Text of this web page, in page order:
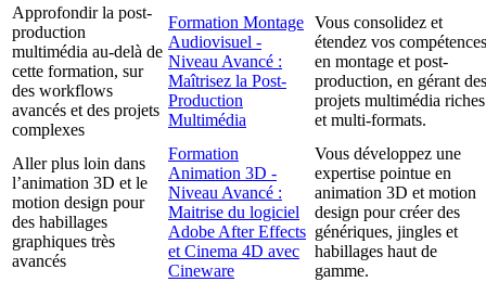
Approfondir la post-
production
multimédia au-delà de
cette formation, sur
des workflows
avancés et des projets
complexes
Formation Montage
Audiovisuel -
Niveau Avancé :
Maîtrisez la Post-
Production
Multimédia
Vous consolidez et
étendez vos compétences
en montage et post-
production, en gérant des
projets multimédia riches
et multi-formats.
Aller plus loin dans
l’animation 3D et le
motion design pour
des habillages
graphiques très
avancés
Formation
Animation 3D -
Niveau Avancé :
Maitrise du logiciel
Adobe After Effects
et Cinema 4D avec
Cineware
Vous développez une
expertise pointue en
animation 3D et motion
design pour créer des
génériques, jingles et
habillages haut de
gamme.